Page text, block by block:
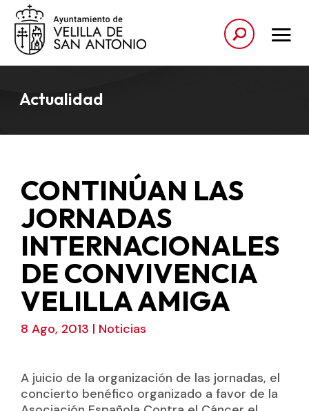
Actualidad
CONTINÚAN LAS
JORNADAS
INTERNACIONALES
DE CONVIVENCIA
VELILLA AMIGA
8 Ago, 2013 | Noticias
A juicio de la organización de las jornadas, el
concierto benéfico organizado a favor de la